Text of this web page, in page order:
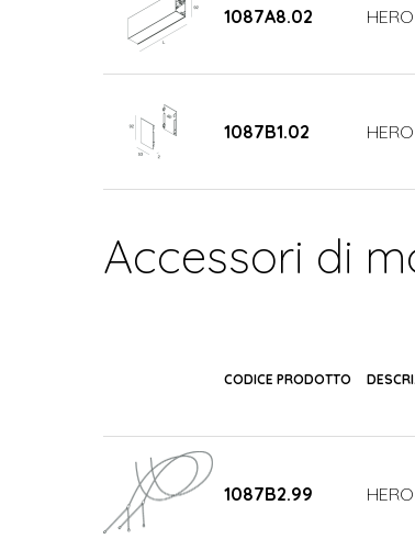
1087A8.02
1087B1.02
Accessori di
CODICE PRODOTTO
1087B2.99